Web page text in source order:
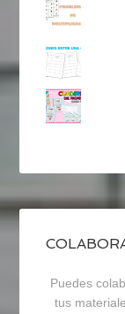
Puedes
tus